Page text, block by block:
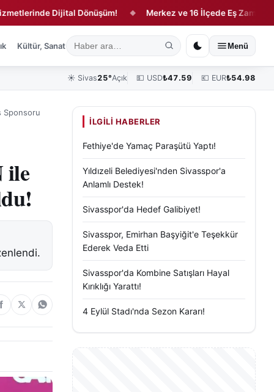
Dijital Dönüşüm! ◆ Merkez ve 16 İlçede Eş Zamanlı
Kültür, Sanat ve Tarih Yaşam Sivas Vefat Edenler Köşe
Menü
☀️ Sivas25°Açık 💵 USD₺47.59 💶 EUR₺54.98
Sponsoru
ile
İLGILI HABERLER
Fethiye'de Yamaç Paraşütü Yaptı!
Yıldızeli Belediyesi'nden Sivasspor'a
Anlamlı Destek!
Sivasspor'da Hedef Galibiyet!
Sivasspor, Emirhan Başyiğit'e Teşekkür
Ederek Veda Etti
Sivasspor'da Kombine Satışları Hayal
Kırıklığı Yarattı!
4 Eylül Stadı'nda Sezon Kararı!